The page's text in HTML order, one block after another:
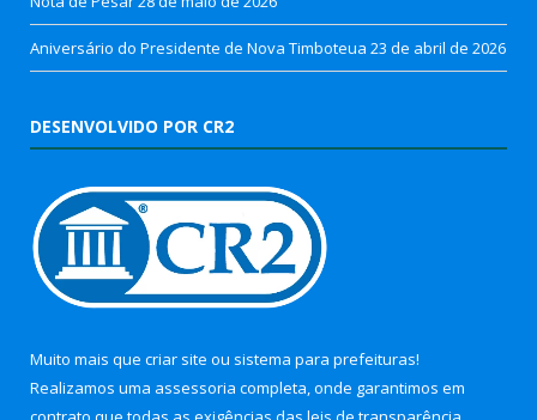
Aniversário do Presidente de Nova Timboteua 23 de abril de 2026
DESENVOLVIDO POR CR2
Muito mais que criar site ou sistema para prefeituras!
Realizamos uma assessoria completa, onde garantimos em